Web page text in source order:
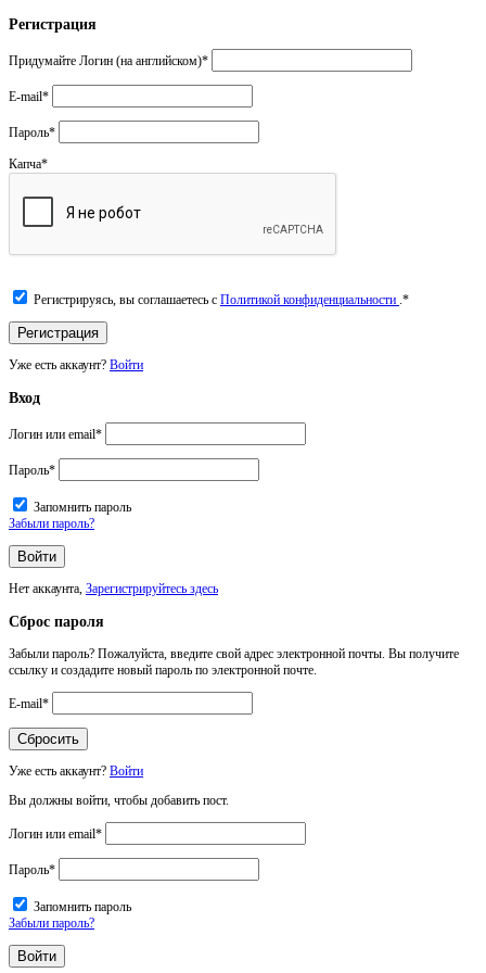
Регистрация
Придумайте Логин (на английском)*
E-mail*
Пароль*
Капча*
Регистрируясь, вы соглашаетесь с Политикой конфиденциальности .*
Уже есть аккаунт? Войти
Вход
Логин или email*
Пароль*
Запомнить пароль
Забыли пароль?
Нет аккаунта, Зарегистрируйтесь здесь
Сброс пароля
Забыли пароль? Пожалуйста, введите свой адрес электронной почты. Вы получите
ссылку и создадите новый пароль по электронной почте.
E-mail*
Уже есть аккаунт? Войти
Вы должны войти, чтобы добавить пост.
Логин или email*
Пароль*
Запомнить пароль
Забыли пароль?